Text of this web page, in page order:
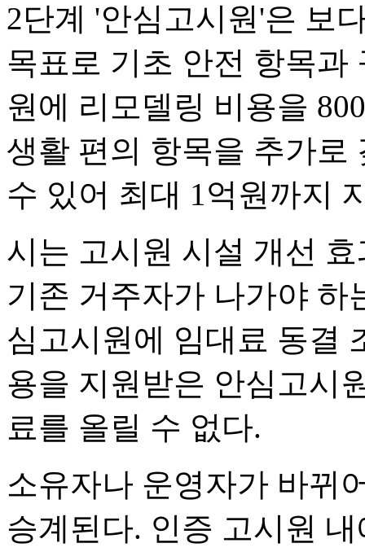
2단계 '안심고시원'은 보
목표로 기초 안전 항목과
원에 리모델링 비용을
생활 편의 항목을 추가로
수 있어 최대 1억원까지
시는 고시원 시설 개선
기존 거주자가 나가야 하
심고시원에 임대료 동결
용을 지원받은 안심고시
료를 올릴 수 없다.
소유자나 운영자가 바뀌
승계된다. 인증 고시원